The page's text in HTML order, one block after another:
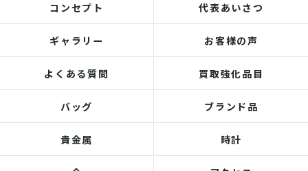
コンセプト 代表あいさつ
ギャラリー お客様の声
よくある質問 買取強化品目
バッグ ブランド品
貴金属 時計